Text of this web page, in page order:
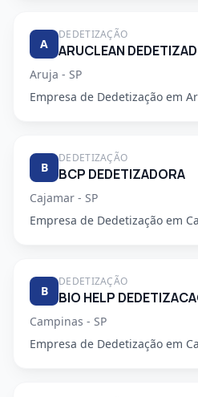
A
DEDETIZAÇÃO
Aruja - SP
Empresa de Dedetização em
B
DEDETIZAÇÃO
BCP DEDETIZADORA
Cajamar - SP
Empresa de Dedetização em
B
DEDETIZAÇÃO
BIO HELP
Campinas - SP
Empresa de Dedetização em